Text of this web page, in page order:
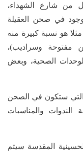
من شارع الشهداء،
لما موجود في صحن العقيلة
تختلف، أي مثلا هو نسبة كبيرة منه
مفتوحة وسراديب)،
الصحية، وبعض
التي ستكون في الصحن
الندوات والمناسبات
المقدسة سيتم